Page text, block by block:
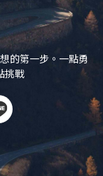
的第一步。一點勇
挑戰